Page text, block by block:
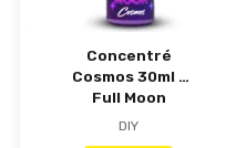
Concentré
Cosmos 30ml -
Full Moon
DIY